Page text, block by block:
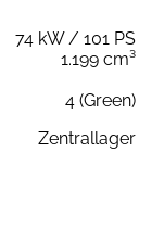
74 kW / 101 PS
1.199 cm³
4 (Green)
Zentrallager